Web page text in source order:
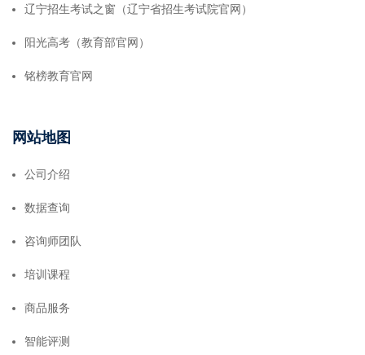
辽宁招生考试之窗（辽宁省招生考试院官网）
阳光高考（教育部官网）
铭榜教育官网
网站地图
公司介绍
数据查询
咨询师团队
培训课程
商品服务
智能评测